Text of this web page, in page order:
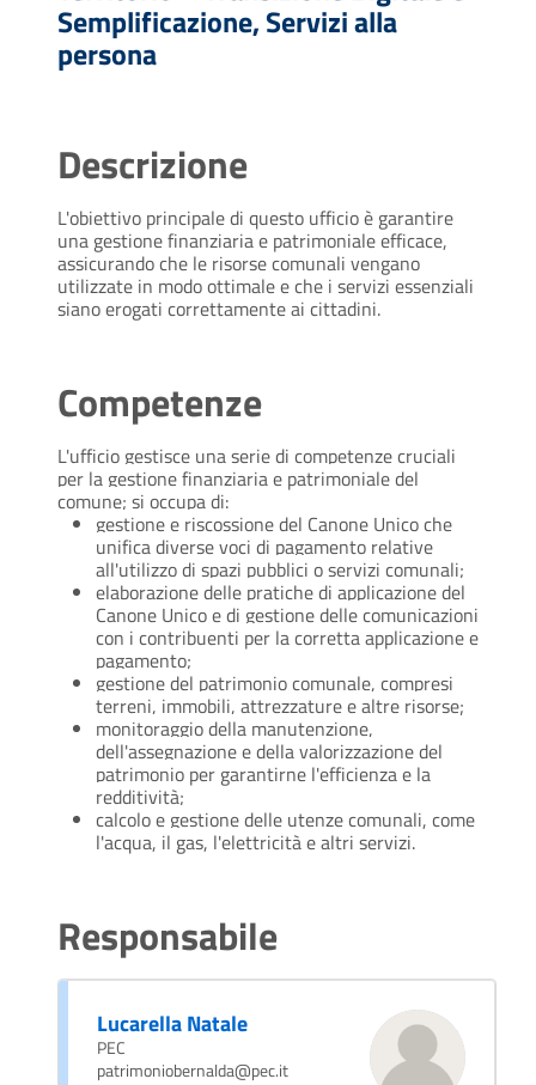
Semplificazione, Servizi alla
persona
Descrizione
L'obiettivo principale di questo ufficio è garantire
una gestione finanziaria e patrimoniale efficace,
assicurando che le risorse comunali vengano
utilizzate in modo ottimale e che i servizi essenziali
siano erogati correttamente ai cittadini.
Competenze
L'ufficio gestisce una serie di competenze cruciali
per la gestione finanziaria e patrimoniale del
comune; si occupa di:
gestione e riscossione del Canone Unico che
unifica diverse voci di pagamento relative
all'utilizzo di spazi pubblici o servizi comunali;
elaborazione delle pratiche di applicazione del
Canone Unico e di gestione delle comunicazioni
con i contribuenti per la corretta applicazione e
pagamento;
gestione del patrimonio comunale, compresi
terreni, immobili, attrezzature e altre risorse;
monitoraggio della manutenzione,
dell'assegnazione e della valorizzazione del
patrimonio per garantirne l'efficienza e la
redditività;
calcolo e gestione delle utenze comunali, come
l'acqua, il gas, l'elettricità e altri servizi.
Responsabile
Lucarella Natale
PEC
patrimoniobernalda@pec.it